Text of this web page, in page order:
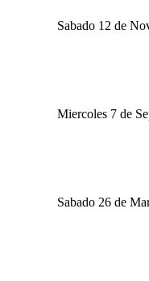
Sabado 12 de
Miercoles 7 de
Sabado 26 de